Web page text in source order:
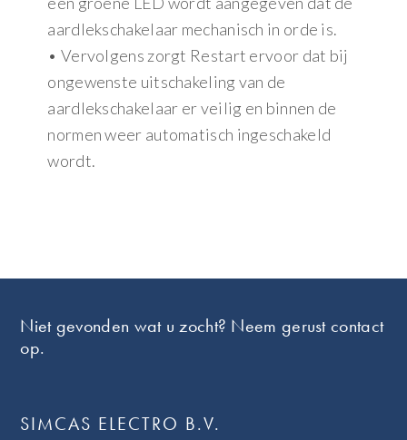
aardlekschakelaar mechanisch in orde is.
• Vervolgens zorgt Restart ervoor dat bij
ongewenste uitschakeling van de
aardlekschakelaar er veilig en binnen de
normen weer automatisch ingeschakeld
wordt.
Niet gevonden wat u zocht? Neem gerust contact
op.
SIMCAS ELECTRO B.V.